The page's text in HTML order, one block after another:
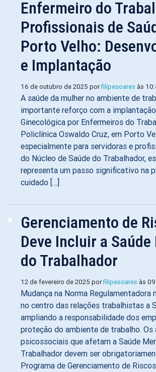
Enfermeiro do
Profissionais de
Porto Velho:
e Implantação
16 de outubro de 2025 porfilipesoares às
A saúde da mulher no ambiente de
importante reforço com a
Ginecológica por Enfermeiros do
Policlínica Oswaldo Cruz, em Porto
especialmente para servidoras e
do Núcleo de Saúde do Trabalhador,
representa um passo significativo na
cuidado […]
Gerenciamento de
Deve Incluir a
do Trabalhador
12 de fevereiro de 2025 porfilipesoares às
Mudança na Norma Regulamentadora
no centro das relações trabalhistas a
ampliando a responsabilidade dos
proteção do ambiente de trabalho.
psicossociais que afetam a Saúde
Trabalhador devem ser
Programa de Gerenciamento de